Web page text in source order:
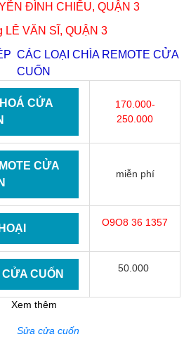
ĐÌNH CHIỂU, QUẬN 3
LÊ VĂN SĨ, QUẬN 3
CÁC LOẠI CHÌA REMOTE CỬA
CUỐN
CỬA
170.000-
250.000
CỬA
miễn phí
O9O8 36 1357
CUỐN 50.000
Xem thêm
Sửa cửa cuốn